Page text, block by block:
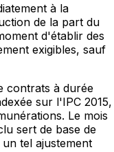
à la
de la part du
d'établir des
exigibles, sauf
contrats à durée
sur l'IPC 2015,
Le mois
sert de base de
tel ajustement